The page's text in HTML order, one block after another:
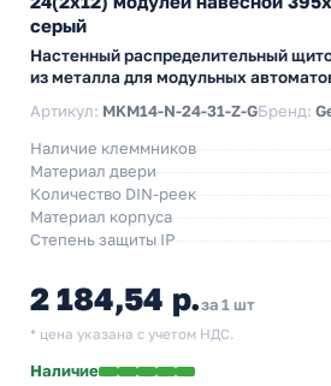
серый
Настенный распределительный
из металла для модульных
Артикул: MKM14-N-24-31-Z-GБренд:
Наличие клеммников
Материал двери
Количество DIN-реек
Материал корпуса
Степень защиты IP
2 184,54 р.за 1 шт
* цена указана с учетом НДС.
Наличие